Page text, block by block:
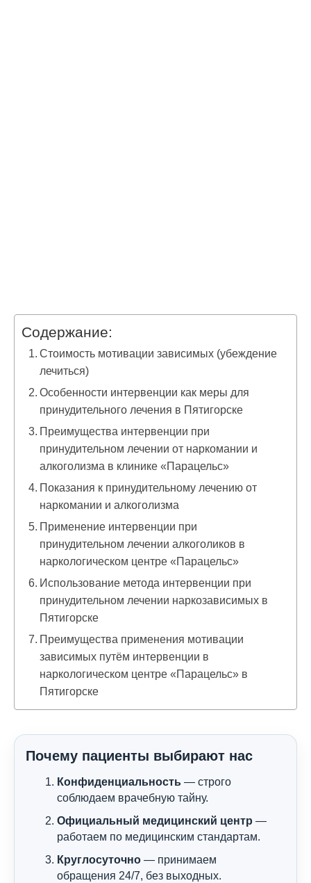
Содержание:
Стоимость мотивации зависимых (убеждение
лечиться)
Особенности интервенции как меры для
принудительного лечения в Пятигорске
Преимущества интервенции при
принудительном лечении от наркомании и
алкоголизма в клинике «Парацельс»
Показания к принудительному лечению от
наркомании и алкоголизма
Применение интервенции при
принудительном лечении алкоголиков в
наркологическом центре «Парацельс»
Использование метода интервенции при
принудительном лечении наркозависимых в
Пятигорске
Преимущества применения мотивации
зависимых путём интервенции в
наркологическом центре «Парацельс» в
Пятигорске
Почему пациенты выбирают нас
Конфиденциальность — строго
соблюдаем врачебную тайну.
Официальный медицинский центр —
работаем по медицинским стандартам.
Круглосуточно — принимаем
обращения 24/7, без выходных.